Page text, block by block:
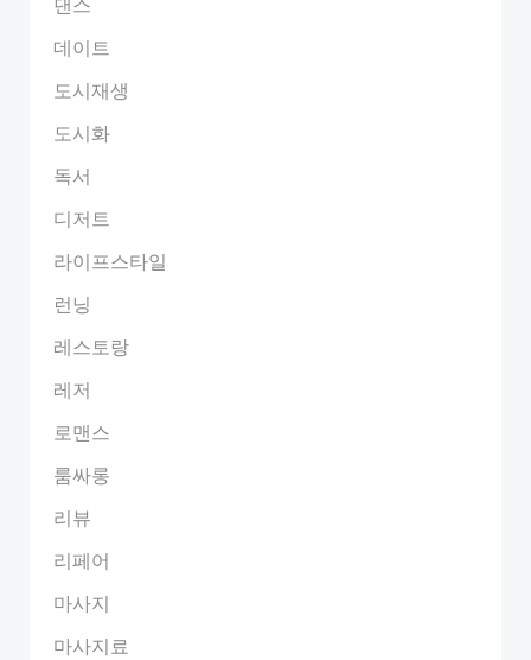
데이트
도시재생
도시화
독서
디저트
라이프스타일
런닝
레스토랑
레저
로맨스
룸싸롱
리뷰
리페어
마사지
마사지료